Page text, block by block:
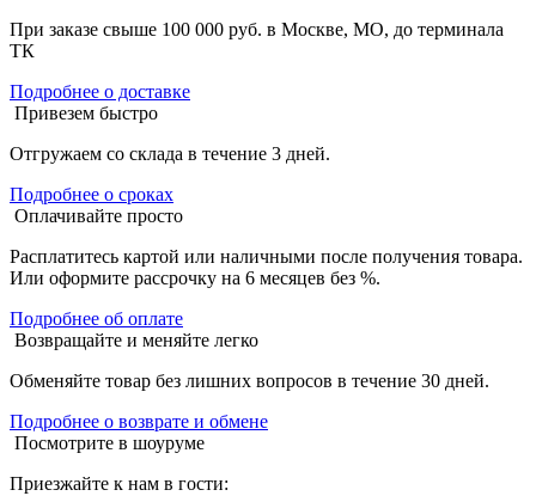
При заказе свыше 100 000 руб. в Москве, МО, до терминала
ТК
Подробнее о доставке
Привезем быстро
Отгружаем со склада в течение 3 дней.
Подробнее о сроках
Оплачивайте просто
Расплатитесь картой или наличными после получения товара.
Или оформите рассрочку на 6 месяцев без %.
Подробнее об оплате
Возвращайте и меняйте легко
Обменяйте товар без лишних вопросов в течение 30 дней.
Подробнее о возврате и обмене
Посмотрите в шоуруме
Приезжайте к нам в гости: